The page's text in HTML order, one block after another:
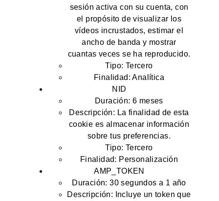
sesión activa con su cuenta, con
el propósito de visualizar los
vídeos incrustados, estimar el
ancho de banda y mostrar
cuantas veces se ha reproducido.
Tipo: Tercero
Finalidad: Analítica
NID
Duración: 6 meses
Descripción: La finalidad de esta
cookie es almacenar información
sobre tus preferencias.
Tipo: Tercero
Finalidad: Personalización
AMP_TOKEN
Duración: 30 segundos a 1 año
Descripción: Incluye un token que